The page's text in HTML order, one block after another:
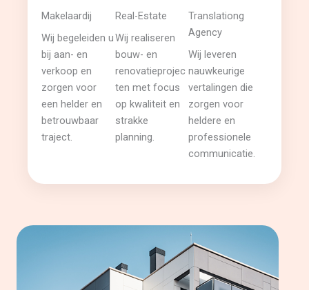
Makelaardij
Wij begeleiden u
bij aan- en
verkoop en
zorgen voor
een helder en
betrouwbaar
traject.
Real-Estate
Wij realiseren
bouw- en
renovatieprojec
ten met focus
op kwaliteit en
strakke
planning.
Translationg
Agency
Wij leveren
nauwkeurige
vertalingen die
zorgen voor
heldere en
professionele
communicatie.